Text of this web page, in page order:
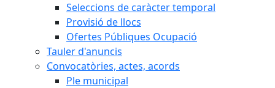
Seleccions de caràcter temporal
Provisió de llocs
Ofertes Públiques Ocupació
Tauler d'anuncis
Convocatòries, actes, acords
Ple municipal